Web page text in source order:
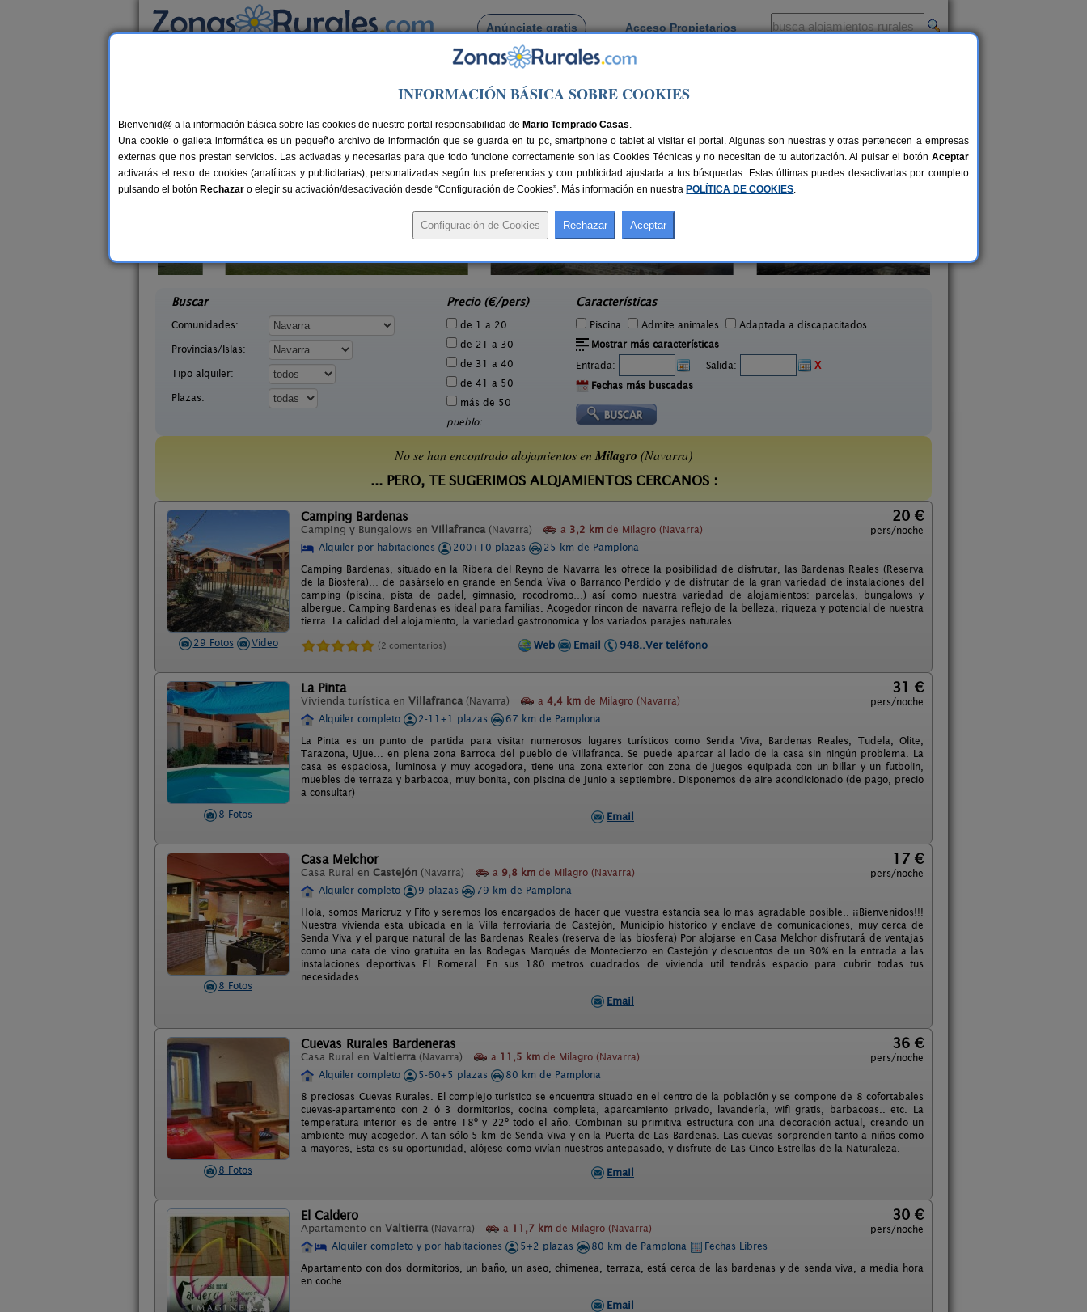
Anúnciate gratis Acceso Propietarios
Busca por pueblo
Casas Rurales cerca de Milagro
36 €
16+2 pers.
28 €
Casa Rural Estankoenea
Landetxea
Buscar
Comunidades:
Provincias/Islas:
Tipo alquiler:
Plazas:
Precio (€/pers)
de 1 a 20
de 21 a 30
de 31 a 40
de 41 a 50
más de 50
pueblo:
Características
Piscina Admite animales
Adaptada a discapacitados
Mostrar más características
Entrada:
- Salida:
X
Fechas más buscadas
No se han encontrado alojamientos enMilagro (Navarra)
... PERO, TE SUGERIMOS ALOJAMIENTOS CERCANOS :
29 Fotos Video
Camping Bardenas
Camping y Bungalows en Villafranca (Navarra) a 3,2 km de Milagro (Navarra)
20 €
pers/noche
Alquiler por habitaciones
200+10 plazas
25 km de Pamplona
Camping Bardenas, situado en la Ribera del Reyno de Navarra les ofrece la posibilidad de disfrutar, las Bardenas Reales (Reserva
de la Biosfera)… de pasárselo en grande en Senda Viva o Barranco Perdido y de disfrutar de la gran variedad de instalaciones del
camping (piscina, pista de padel, gimnasio, rocodromo…) así como nuestra variedad de alojamientos: parcelas, bungalows y
albergue. Camping Bardenas es ideal para familias. Acogedor rincon de navarra reflejo de la belleza, riqueza y potencial de nuestra
tierra. La calidad del alojamiento, la variedad gastronomica y los variados parajes naturales.
(2 comentarios) Web Email 948..Ver teléfono
8 Fotos
La Pinta
Vivienda turística en Villafranca (Navarra) a 4,4 km de Milagro (Navarra)
31 €
pers/noche
Alquiler completo
2-11+1 plazas
67 km de Pamplona
La Pinta es un punto de partida para visitar numerosos lugares turísticos como Senda Viva, Bardenas Reales, Tudela, Olite,
Tarazona, Ujue... en plena zona Barroca del pueblo de Villafranca. Se puede aparcar al lado de la casa sin ningún problema. La
casa es espaciosa, luminosa y muy acogedora, tiene una zona exterior con zona de juegos equipada con un billar y un futbolin,
muebles de terraza y barbacoa, muy bonita, con piscina de junio a septiembre. Disponemos de aire acondicionado (de pago, precio
a consultar)
Email
8 Fotos
Casa Melchor
Casa Rural en Castejón (Navarra) a 9,8 km de Milagro (Navarra)
17 €
pers/noche
Alquiler completo
9 plazas
79 km de Pamplona
Hola, somos Maricruz y Fifo y seremos los encargados de hacer que vuestra estancia sea lo mas agradable posible.. ¡¡Bienvenidos!!!
Nuestra vivienda esta ubicada en la Villa ferroviaria de Castejón, Municipio histórico y enclave de comunicaciones, muy cerca de
Senda Viva y el parque natural de las Bardenas Reales (reserva de las biosfera) Por alojarse en Casa Melchor disfrutará de ventajas
como una cata de vino gratuita en las Bodegas Marqués de Montecierzo en Castejón y descuentos de un 30% en la entrada a las
instalaciones deportivas El Romeral. En sus 180 metros cuadrados de vivienda util tendrás espacio para cubrir todas tus
necesidades.
Email
8 Fotos
Cuevas Rurales Bardeneras
Casa Rural en Valtierra (Navarra) a 11,5 km de Milagro (Navarra)
36 €
pers/noche
Alquiler completo
5-60+5 plazas
80 km de Pamplona
8 preciosas Cuevas Rurales. El complejo turístico se encuentra situado en el centro de la población y se compone de 8 cofortabales
cuevas-apartamento con 2 ó 3 dormitorios, cocina completa, aparcamiento privado, lavandería, wifi gratis, barbacoas.. etc. La
temperatura interior es de entre 18º y 22º todo el año. Combinan su primitiva estructura con una decoración actual, creando un
ambiente muy acogedor. A tan sólo 5 km de Senda Viva y en la Puerta de Las Bardenas. Las cuevas sorprenden tanto a niños como
a mayores, Esta es su oportunidad, alójese como vivían nuestros antepasado, y disfrute de Las Cinco Estrellas de la Naturaleza.
Email
El Caldero
Apartamento en Valtierra (Navarra) a 11,7 km de Milagro (Navarra)
30 €
pers/noche
Alquiler completo y por habitaciones
5+2 plazas 80 km de Pamplona
Fechas Libres
Apartamento con dos dormitorios, un baño, un aseo, chimenea, terraza, está cerca de las bardenas y de senda viva, a media hora
en coche.
Email
INFORMACIÓN BÁSICA SOBRE COOKIES
Bienvenid@ a la información básica sobre las cookies de nuestro portal responsabilidad de Mario Temprado Casas.
Una cookie o galleta informática es un pequeño archivo de información que se guarda en tu pc, smartphone o tablet al visitar el portal. Algunas son nuestras y otras pertenecen a empresas
externas que nos prestan servicios. Las activadas y necesarias para que todo funcione correctamente son las Cookies Técnicas y no necesitan de tu autorización. Al pulsar el botón Aceptar
activarás el resto de cookies (analíticas y publicitarias), personalizadas según tus preferencias y con publicidad ajustada a tus búsquedas. Estas últimas puedes desactivarlas por completo
pulsando el botón Rechazar o elegir su activación/desactivación desde “Configuración de Cookies”. Más información en nuestra POLÍTICA DE COOKIES.